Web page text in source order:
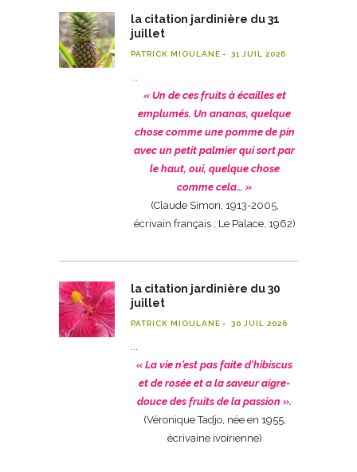
la citation jardinière du 31
juillet
PATRICK MIOULANE 31 JUIL 2026
« Un de ces fruits à écailles et
emplumés. Un ananas, quelque
chose comme une pomme de pin
avec un petit palmier qui sort par
le haut, oui, quelque chose
comme cela… »
(Claude Simon, 1913-2005,
écrivain français ; Le Palace, 1962)
la citation jardinière du 30
juillet
PATRICK MIOULANE 30 JUIL 2026
« La vie n'est pas faite d'hibiscus
et de rosée et a la saveur aigre-
douce des fruits de la passion ».
(Véronique Tadjo, née en 1955,
écrivaine ivoirienne)